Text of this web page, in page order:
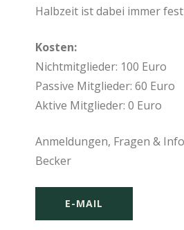
Halbzeit ist dabei immer
Kosten:
Nichtmitglieder: 100 Euro
Passive Mitglieder: 60 Euro
Aktive Mitglieder: 0 Euro
Anmeldungen, Fragen &
Becker
E-MAIL